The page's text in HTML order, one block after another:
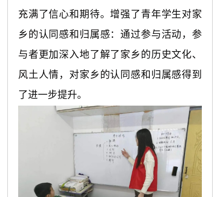
充满了信心和期待。增强了青年学生对家
乡的认同感和归属感：通过参与活动，参
与者更加深入地了解了家乡的历史文化、
风土人情，对家乡的认同感和归属感得到
了进一步提升。